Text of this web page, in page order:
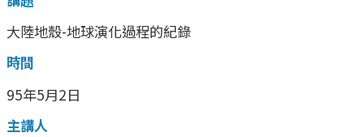
大陸地殼-地球演化過程的紀錄
時間
95年5月2日
主講人